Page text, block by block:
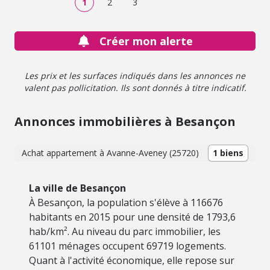
1838.00 € sur les années 2021, 2022 et 2023
auxquels ce bien est exposé sont disponibles sur le site
Géorisques : georisques.gouv.fr.Créer mon alerte
Les prix et les surfaces indiqués dans les annonces ne
valent pas pollicitation. Ils sont donnés à titre indicatif.
Annonces immobilières à Besançon
Achat appartement à Avanne-Aveney (25720) 1 biens
La ville de Besançon
À Besançon, la population s'élève à 116676
habitants en 2015 pour une densité de 1793,6
hab/km². Au niveau du parc immobilier, les
61101 ménages occupent 69719 logements.
Quant à l'activité économique, elle repose sur